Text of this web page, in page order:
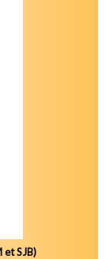
et SJB)